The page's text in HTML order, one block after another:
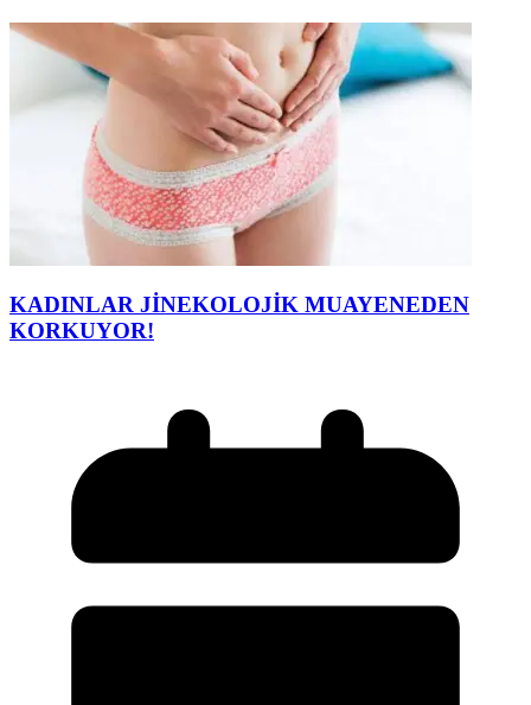
KADINLAR JİNEKOLOJİK MUAYENEDEN
KORKUYOR!